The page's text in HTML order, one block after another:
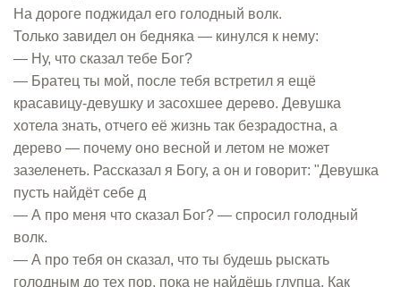
На дороге поджидал его голодный волк.
Только завидел он бедняка — кинулся к нему:
— Ну, что сказал тебе Бог?
— Братец ты мой, после тебя встретил я ещё
красавицу-девушку и засохшее дерево. Девушка
хотела знать, отчего её жизнь так безрадостна, а
дерево — почему оно весной и летом не может
зазеленеть. Рассказал я Богу, а он и говорит: "Девушка
пусть найдёт себе д
— А про меня что сказал Бог? — спросил голодный
волк.
— А про тебя он сказал, что ты будешь рыскать
голодным до тех пор, пока не найдёшь глупца. Как